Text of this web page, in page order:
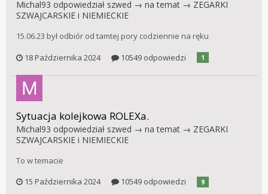
Michal93 odpowiedział szwed → na temat → ZEGARKI
SZWAJCARSKIE i NIEMIECKIE
15.06.23 był odbiór od tamtej pory codziennie na ręku
18 Października 2024
10549 odpowiedzi 1
Sytuacja kolejkowa ROLEXa.
Michal93 odpowiedział szwed → na temat → ZEGARKI
SZWAJCARSKIE i NIEMIECKIE
To w temacie
15 Października 2024
10549 odpowiedzi 9